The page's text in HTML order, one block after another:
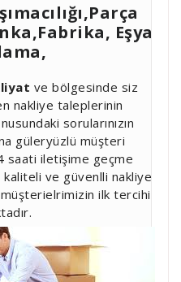
Eşya
ve bölgesinde siz
nakliye taleplerinin
sorularınızın
güleryüzlü müşteri
saati iletişime geçme
kaliteli ve güvenlli nakliye
ilk tercihi